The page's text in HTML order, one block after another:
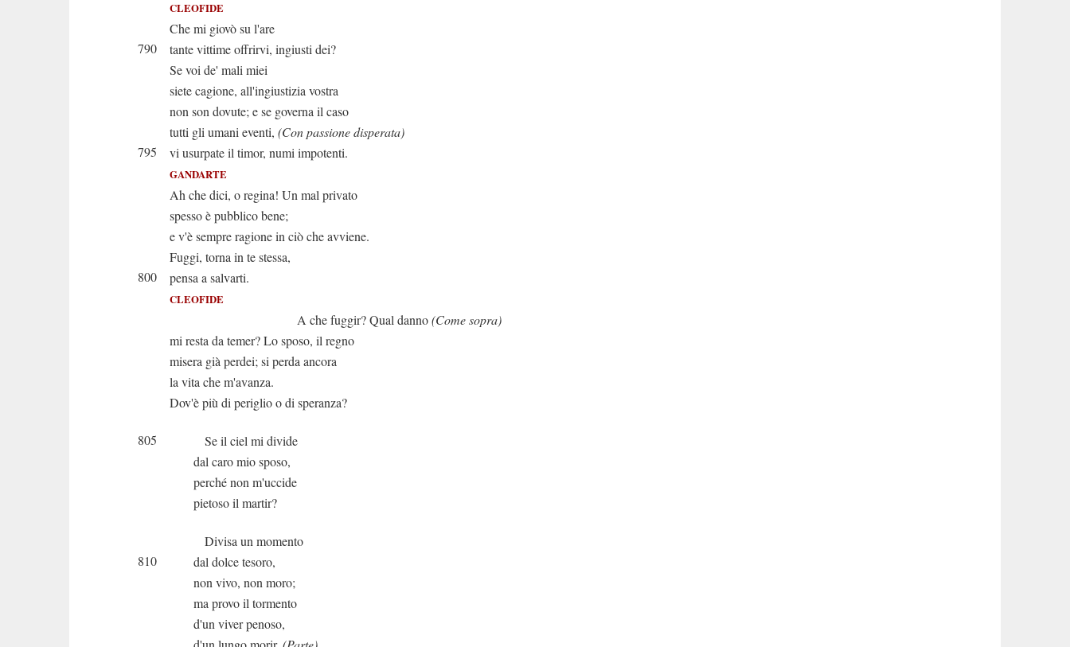
CLEOFIDE
Che mi giovò su l'are
790
tante vittime offrirvi, ingiusti dei?
Se voi de' mali miei
siete cagione, all'ingiustizia vostra
non son dovute; e se governa il caso
tutti gli umani eventi, (Con passione disperata)
795
vi usurpate il timor, numi impotenti.
GANDARTE
Ah che dici, o regina! Un mal privato
spesso è pubblico bene;
e v'è sempre ragione in ciò che avviene.
Fuggi, torna in te stessa,
800
pensa a salvarti.
CLEOFIDE
A che fuggir? Qual danno(Come sopra)
mi resta da temer? Lo sposo, il regno
misera già perdei; si perda ancora
la vita che m'avanza.
Dov'è più di periglio o di speranza?
805
Se il ciel mi divide
dal caro mio sposo,
perché non m'uccide
pietoso il martir?
Divisa un momento
810
dal dolce tesoro,
non vivo, non moro;
ma provo il tormento
d'un viver penoso,